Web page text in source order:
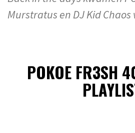
Murstratus en DJ Kid
POKOE FR3SH